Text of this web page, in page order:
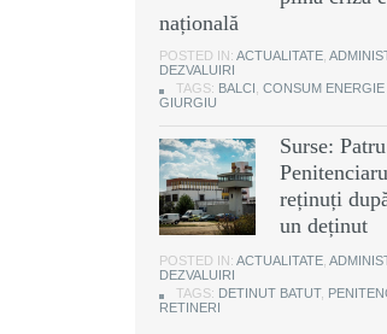
națională
POSTED IN: ACTUALITATE
DEZVALUIRI
TAGS: BALCI CONSUM
GIURGIU
Surse:
reținuți
un deținut
POSTED IN: ACTUALITATE
DEZVALUIRI
TAGS: DETINUT BATUT,
RETINERI